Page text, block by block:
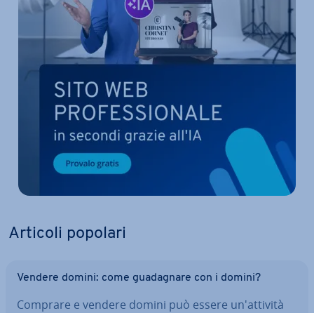
Articoli popolari
Vendere domini: come gua­da­gna­re con i domini?
Comprare e vendere domini può essere un'at­ti­vi­tà